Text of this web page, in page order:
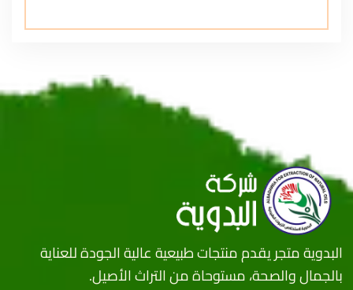
البدوية متجر يقدم منتجات طبيعية عالية الجودة للعناية
بالجمال والصحة، مستوحاة من التراث الأصيل.